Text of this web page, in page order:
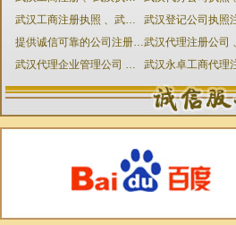
武汉工商注册执照 、武汉工商代理 、武汉代理公司永卓
提供诚信可靠的公司注册与工商代理服务、武汉代办公司
武汉代理企业管理公司 、武汉注册工商执照代理